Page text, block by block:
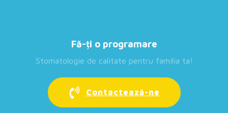
Fă-ți o programare
Stomatologie de calitate pentru familia ta!
Contactează-ne